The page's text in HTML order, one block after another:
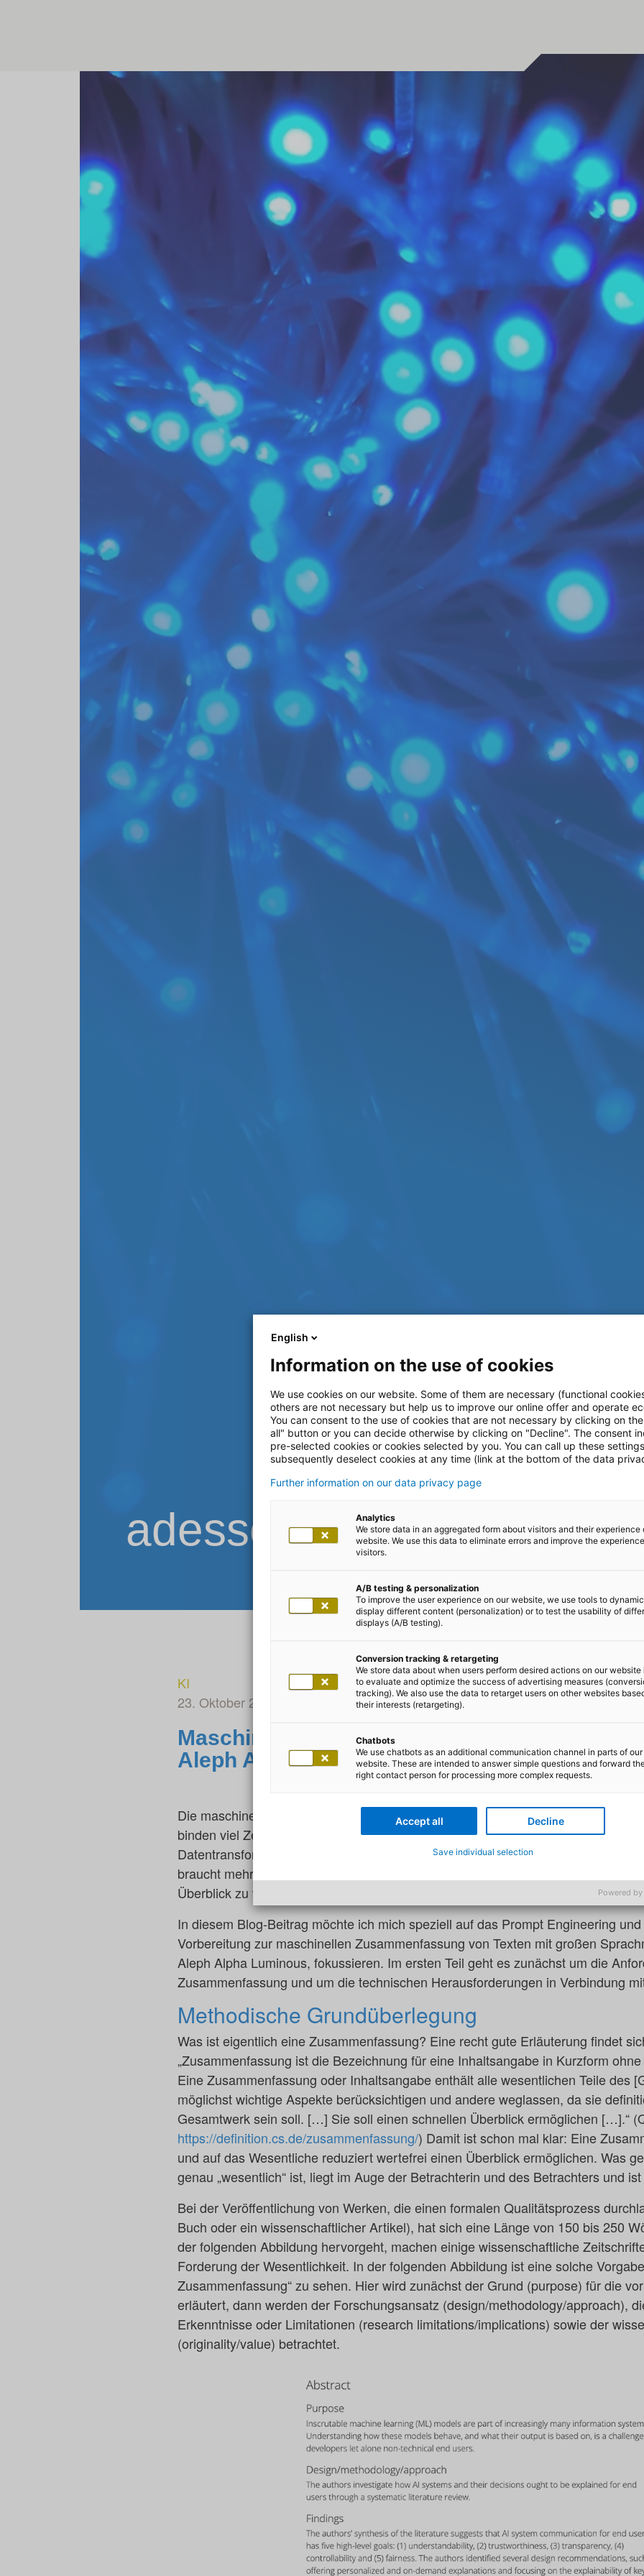
adesso Blog
KI
23. Oktober 2023
von Lilian Do Khac
Maschinenerstellte Zusammenfassung von
Aleph Alpha Luminous über R, Teil 1
Die maschinelle Zusammenfassung stellt eine große Arbeitserleichterung dar,
binden viel Zeit und sind im Grunde genommen eine Form von
Datentransformation hier ist eine Transformation, die von vielen
braucht mehr Zeit als ein Computer, um diese Informationen aufzunehmen, sich
Überblick zu verschaffen und zu entscheiden, wie sie für den Menschen besser
In diesem Blog-Beitrag möchte ich mich speziell auf das Prompt Engineering
Vorbereitung zur maschinellen Zusammenfassung von Texten mit großen
Aleph Alpha Luminous, fokussieren. Im ersten Teil geht es zunächst um die
Zusammenfassung und um die technischen Herausforderungen in Verbindung
Methodische Grundüberlegung
Was ist eigentlich eine Zusammenfassung? Eine recht gute Erläuterung findet
„Zusammenfassung ist die Bezeichnung für eine Inhaltsangabe in Kurzform
Eine Zusammenfassung oder Inhaltsangabe enthält alle wesentlichen Teile des
möglichst wichtige Aspekte berücksichtigen und andere weglassen, da sie
Gesamtwerk sein soll. […] Sie soll einen schnellen Überblick ermöglichen […].“
https://definition.cs.de/zusammenfassung/) Damit ist schon mal klar: Eine
und auf das Wesentliche reduziert wertefrei einen Überblick ermöglichen. Was
genau „wesentlich“ ist, liegt im Auge der Betrachterin und des Betrachters und
Bei der Veröffentlichung von Werken, die einen formalen Qualitätsprozess
Buch oder ein wissenschaftlicher Artikel), hat sich eine Länge von 150 bis 250
der folgenden Abbildung hervorgeht, machen einige wissenschaftliche
Forderung der Wesentlichkeit. In der folgenden Abbildung ist eine solche
Zusammenfassung“ zu sehen. Hier wird zunächst der Grund (purpose) für die
erläutert, dann werden der Forschungsansatz (design/methodology/approach),
Erkenntnisse oder Limitationen (research limitations/implications) sowie der
(originality/value) betrachtet.
English
Information on the use of cookies
We use cookies on our website. Some of them are necessary (functional
others are not necessary but help us to improve our online offer and operate
You can consent to the use of cookies that are not necessary by clicking on
all" button or you can decide otherwise by clicking on "Decline". The consent
pre-selected cookies or cookies selected by you. You can call up these
subsequently deselect cookies at any time (link at the bottom of the data
Further information on our data privacy page
Analytics
We store data in an aggregated form about visitors and their experience
website. We use this data to eliminate errors and improve the
visitors.
A/B testing & personalization
To improve the user experience on our website, we use tools to
display different content (personalization) or to test the usability of
displays (A/B testing).
Conversion tracking & retargeting
We store data about when users perform desired actions on our website
to evaluate and optimize the success of advertising measures
tracking). We also use the data to retarget users on other websites
their interests (retargeting).
Chatbots
We use chatbots as an additional communication channel in parts of our
website. These are intended to answer simple questions and forward
right contact person for processing more complex requests.
Accept all Decline
Save individual selection
Powered by